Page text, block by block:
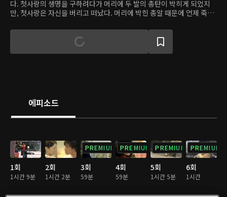
다. 첫사랑의 생명을 구하려다가 머리에 두 발의 총탄이 박히게 되었지
만, 첫사랑은 자신을 버리고 떠났다. 머리에 박힌 총알 때문에 언제 죽을
면서 출생에 대한 진실을 알고, 복수를 위해 톱스타 최윤에게 접근한다.
한편, 송은채는 소꿉친구인 최윤을 오랫동안 사랑해 왔지만, 최윤은 동
료 가수인 민주와 연인이 된다. 그때 최윤의 곁에 한 사람이 나타나고, 은
에피소드
1회
1시간 9분
2회
1시간 2분
PREMIUM
3회
59분
PREMIUM
4회
59분
PREMIUM
5회
1시간 5분
PREMIUM
6회
1시간